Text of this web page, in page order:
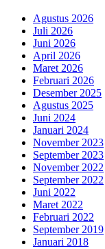
Agustus 2026
Juli 2026
Juni 2026
April 2026
Maret 2026
Februari 2026
Desember 2025
Agustus 2025
Juni 2024
Januari 2024
November 2023
September 2023
November 2022
September 2022
Juni 2022
Maret 2022
Februari 2022
September 2019
Januari 2018